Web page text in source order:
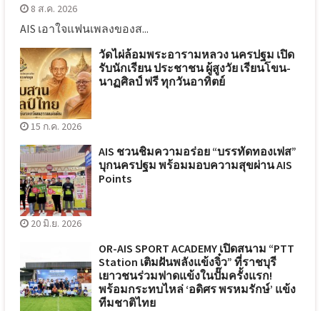
8 ส.ค. 2026
AIS เอาใจแฟนเพลงของส...
วัดไผ่ล้อมพระอารามหลวง นครปฐม เปิด
รับนักเรียน ประชาชน ผู้สูงวัย เรียนโขน-
นาฏศิลป์ ฟรี ทุกวันอาทิตย์
15 ก.ค. 2026
AIS ชวนชิมความอร่อย “บรรทัดทองเฟส”
บุกนครปฐม พร้อมมอบความสุขผ่าน AIS
Points
20 มิ.ย. 2026
OR-AIS SPORT ACADEMY เปิดสนาม “PTT
Station เติมฝันพลังแข้งจิ๋ว” ที่ราชบุรี
เยาวชนร่วมฟาดแข้งในปั๊มครั้งแรก!
พร้อมกระทบไหล่ ‘อดิศร พรหมรักษ์’ แข้ง
ทีมชาติไทย